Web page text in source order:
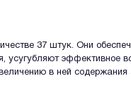
37 штук. Они
эффективное
в ней